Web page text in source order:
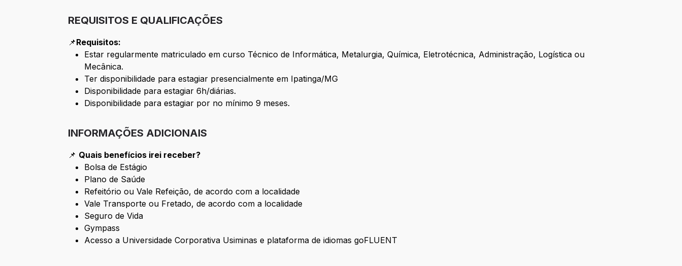
REQUISITOS E QUALIFICAÇÕES
📌Requisitos:
Estar regularmente matriculado em curso Técnico de Informática, Metalurgia, Química, Eletrotécnica, Administração, Logística ou
Mecânica.
Ter disponibilidade para estagiar presencialmente em Ipatinga/MG
Disponibilidade para estagiar 6h/diárias.
Disponibilidade para estagiar por no mínimo 9 meses.
INFORMAÇÕES ADICIONAIS
📌 Quais benefícios irei receber?
Bolsa de Estágio
Plano de Saúde
Refeitório ou Vale Refeição, de acordo com a localidade
Vale Transporte ou Fretado, de acordo com a localidade
Seguro de Vida
Gympass
Acesso a Universidade Corporativa Usiminas e plataforma de idiomas goFLUENT